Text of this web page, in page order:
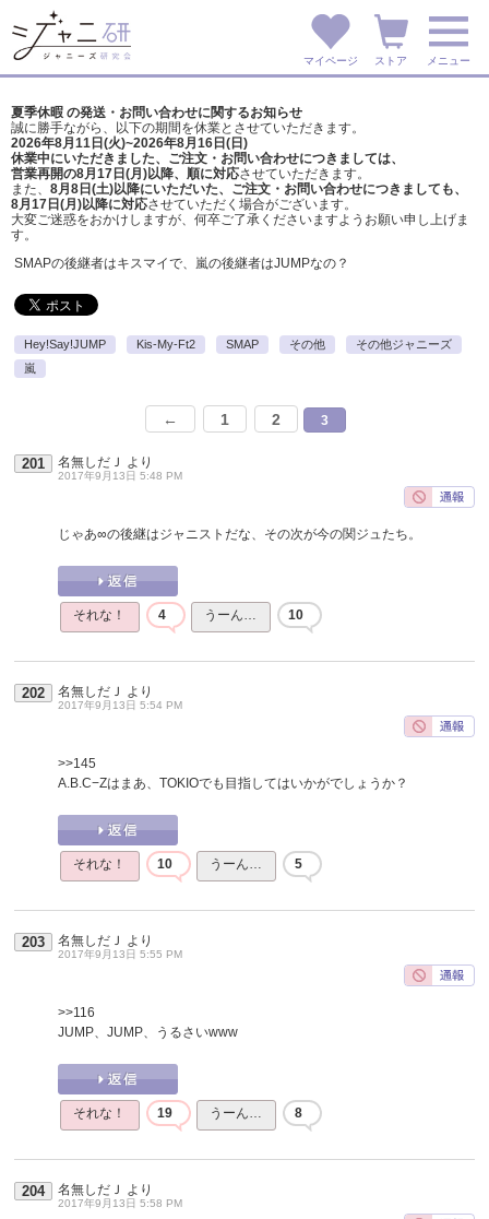
マイページ ストア メニュー
夏季休暇 の発送・お問い合わせに関するお知らせ
誠に勝手ながら、以下の期間を休業とさせていただきます。
2026年8月11日(火)~2026年8月16日(日)
休業中にいただきました、ご注文・お問い合わせにつきましては、
営業再開の8月17日(月)以降、順に対応させていただきます。
また、 8月8日(土)以降にいただいた、ご注文・ お問い合わせにつきましても、
8月17日(月)以降に対応させていただく場合がございます。
大変ご迷惑をおかけしますが、 何卒ご了承くださいますようお願い申し上げま
す。
SMAPの後継者はキスマイで、嵐の後継者はJUMPなの？
Hey!Say!JUMP Kis-My-Ft2 SMAP その他
その他ジャニーズ
嵐
← 1 2 3
201 名無しだＪ より
2017年9月13日 5:48 PM
じゃあ∞の後継はジャニストだな、その次が今の関ジュたち。
それな！ 4 うーん… 10
202 名無しだＪ より
2017年9月13日 5:54 PM
>>145
A.B.C−Zはまあ、TOKIOでも目指してはいかがでしょうか？
それな！ 10 うーん… 5
203 名無しだＪ より
2017年9月13日 5:55 PM
>>116
JUMP、JUMP、うるさいwww
それな！ 19 うーん… 8
204 名無しだＪ より
2017年9月13日 5:58 PM